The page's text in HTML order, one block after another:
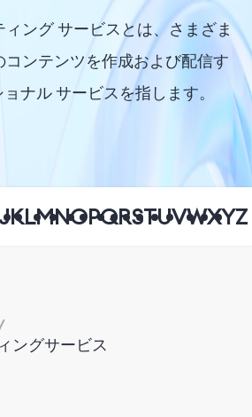
ィング サービスとは、さまざま
コンテンツを作成および配信す
ナル サービスを指します。
JKLMNOPQRSTUVWXYZ
ングサービス